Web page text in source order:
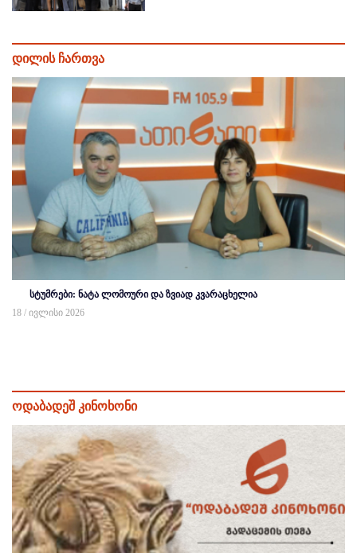
დილის ჩართვა
სტუმრები: ნატა ლომოური და ზვიად კვარაცხელია
18 / ივლისი 2026
ოდაბადეშ კინოხონი